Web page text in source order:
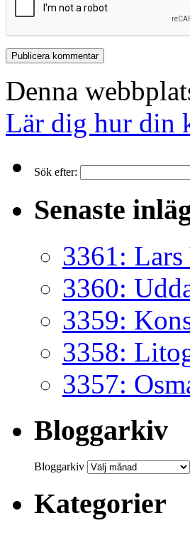
Denna
Lär dig hur din
Sök efter:
Senaste
3361:
3360:
3359:
3358:
3357:
Bloggarkiv
Bloggarkiv
Kategorier